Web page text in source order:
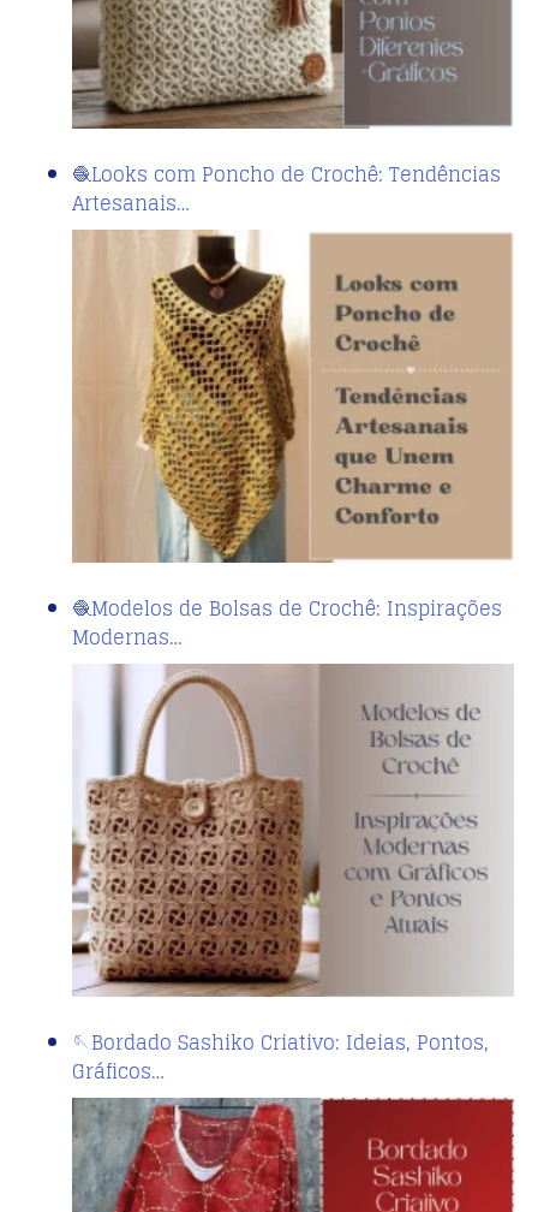
🧶Looks com Poncho de Crochê: Tendências
Artesanais…
🧶Modelos de Bolsas de Crochê: Inspirações
Modernas…
🪡Bordado Sashiko Criativo: Ideias, Pontos,
Gráficos…